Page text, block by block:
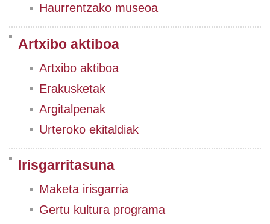
Haurrentzako museoa
Artxibo aktiboa
Artxibo aktiboa
Erakusketak
Argitalpenak
Urteroko ekitaldiak
Irisgarritasuna
Maketa irisgarria
Gertu kultura programa